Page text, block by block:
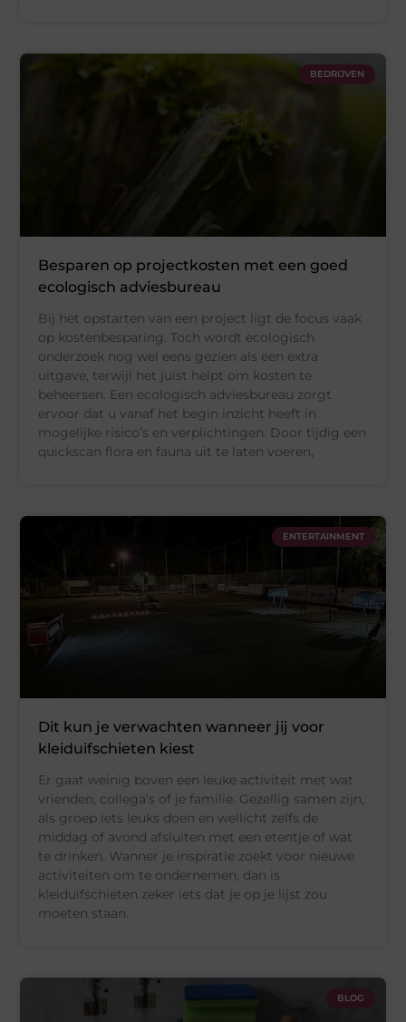
BEDRIJVEN
Besparen op projectkosten met een goed
ecologisch adviesbureau
Bij het opstarten van een project ligt de focus vaak
op kostenbesparing. Toch wordt ecologisch
onderzoek nog wel eens gezien als een extra
uitgave, terwijl het juist helpt om kosten te
beheersen. Een ecologisch adviesbureau zorgt
ervoor dat u vanaf het begin inzicht heeft in
mogelijke risico’s en verplichtingen. Door tijdig een
quickscan flora en fauna uit te laten voeren,
ENTERTAINMENT
Dit kun je verwachten wanneer jij voor
kleiduifschieten kiest
Er gaat weinig boven een leuke activiteit met wat
vrienden, collega’s of je familie. Gezellig samen zijn,
als groep iets leuks doen en wellicht zelfs de
middag of avond afsluiten met een etentje of wat
te drinken. Wanner je inspiratie zoekt voor nieuwe
activiteiten om te ondernemen, dan is
kleiduifschieten zeker iets dat je op je lijst zou
moeten staan.
BLOG